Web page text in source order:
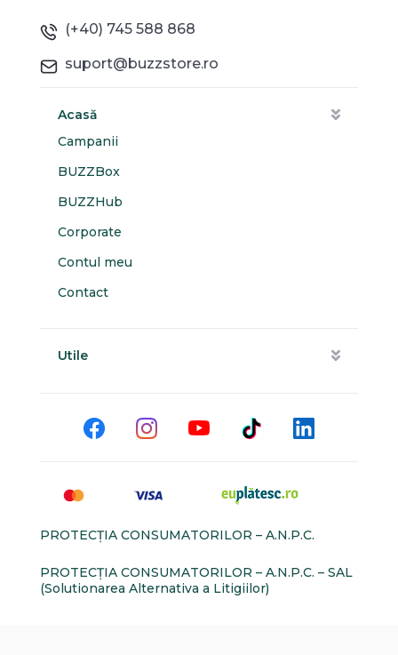
(+40) 745 588 868
suport@buzzstore.ro
Acasă
Campanii
BUZZBox
BUZZHub
Corporate
Contul meu
Contact
Utile
PROTECŢIA CONSUMATORILOR – A.N.P.C.
PROTECŢIA CONSUMATORILOR – A.N.P.C. – SAL
(Solutionarea Alternativa a Litigiilor)